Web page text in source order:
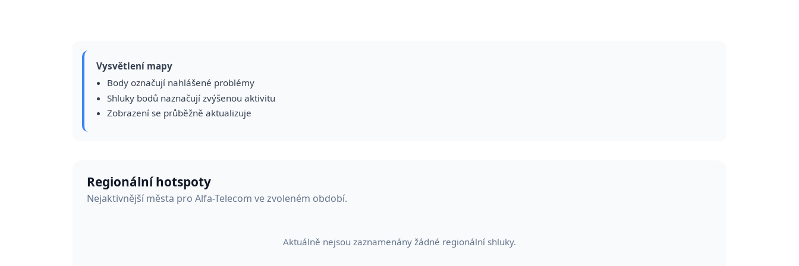
Vysvětlení mapy
Body označují nahlášené problémy
Shluky bodů naznačují zvýšenou aktivitu
Zobrazení se průběžně aktualizuje
Regionální hotspoty
Nejaktivnější města pro Alfa-Telecom ve zvoleném období.
Aktuálně nejsou zaznamenány žádné regionální shluky.